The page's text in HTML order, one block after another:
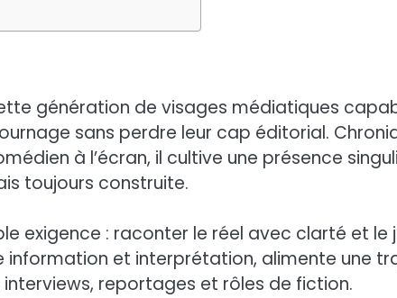
génération de visages médiatiques
sans perdre leur cap éditorial.
à l’écran, il cultive une présence
toujours construite.
exigence : raconter le réel avec clarté et le
information et interprétation, alimente une
reportages et rôles de fiction.